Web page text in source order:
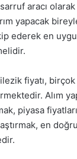
aracı olarak
yapacak
ederek en
fiyatı,
Alım
piyasa
en